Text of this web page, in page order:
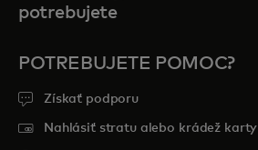
potrebujete
POTREBUJETE POMOC?
Získať podporu
Nahlásiť stratu alebo krádež karty